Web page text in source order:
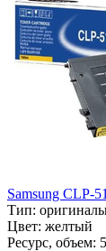
Samsung CLP-
Тип:
Цвет: желтый
Ресурс, объем: